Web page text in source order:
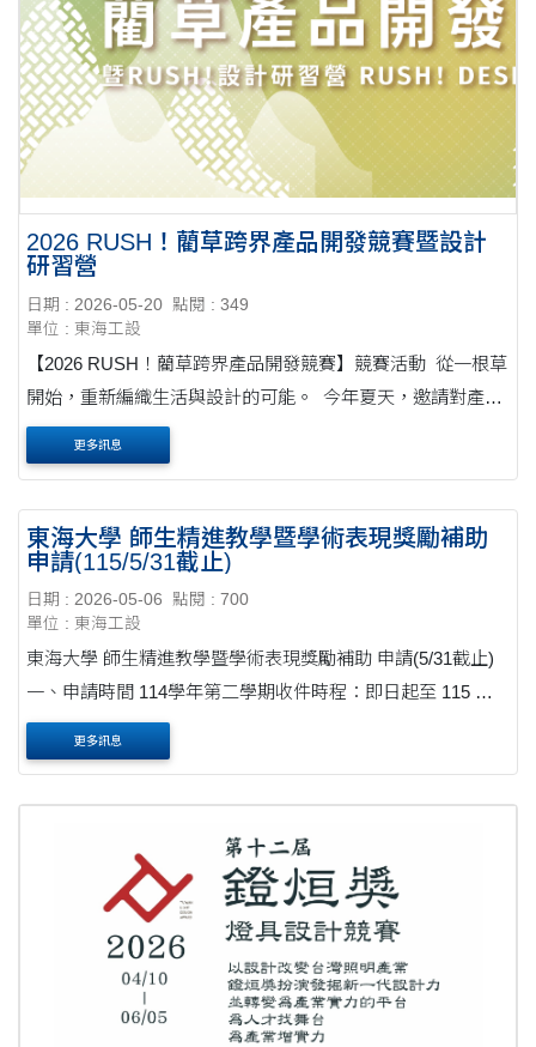
2026 RUSH！藺草跨界產品開發競賽暨設計
研習營
日期 : 2026-05-20 點閱 : 349
單位 : 東海工設
【2026 RUSH！藺草跨界產品開發競賽】競賽活動 ​ 從一根草
開始，重新編織生活與設計的可能。 ​ 今年夏天，邀請對產品
設計、工藝創作、地方文化與品牌開發有興趣的你，一起走
進苑裡，實際接觸藺草材料、認識產....
更多訊息
東海大學 師生精進教學暨學術表現獎勵補助
申請(115/5/31截止)
日期 : 2026-05-06
點閱 : 700
單位 : 東海工設
東海大學 師生精進教學暨學術表現獎勵補助 申請(5/31截止)
一、申請時間 114學年第二學期收件時程：即日起至 115 年 5
月 31 日止。 成果認定區間：114 年 12 月 1 日起至 115 年 5
月 31 日 為限 115學年第一....
更多訊息